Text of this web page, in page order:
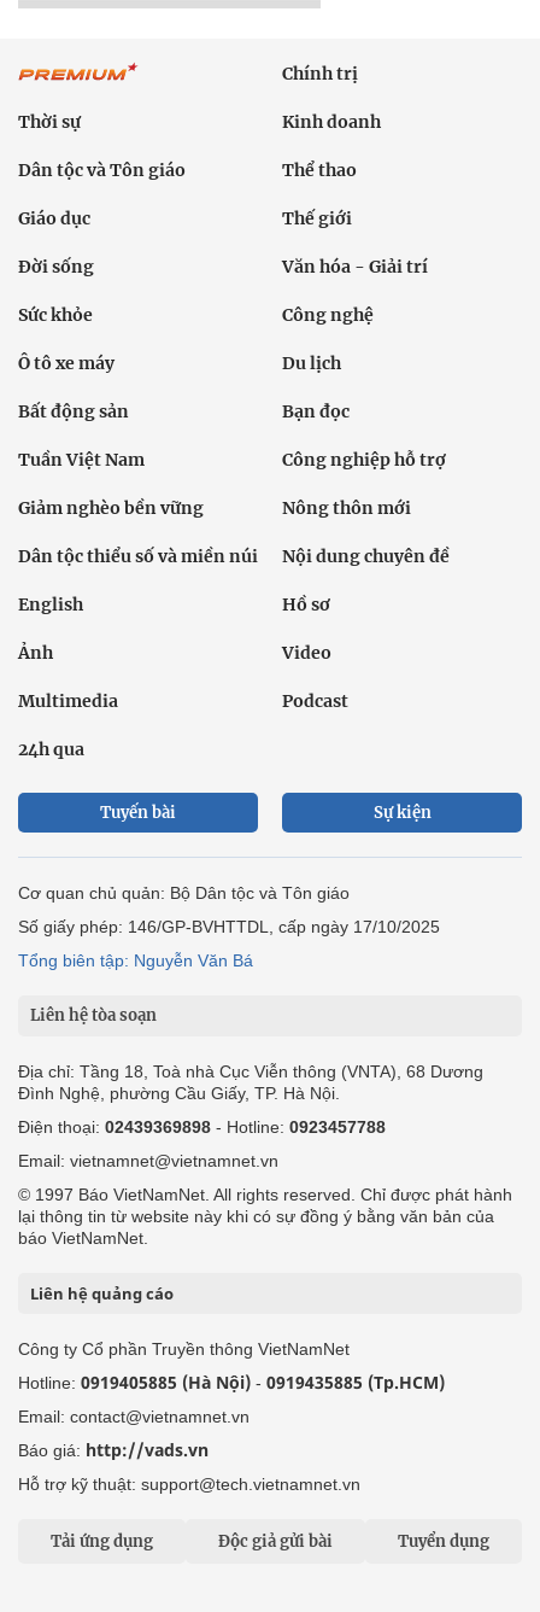
Chính trị
Thời sự Kinh doanh
Dân tộc và Tôn giáo Thể thao
Giáo dục Thế giới
Đời sống Văn hóa - Giải trí
Sức khỏe Công nghệ
Ô tô xe máy Du lịch
Bất động sản Bạn đọc
Tuần Việt Nam Công nghiệp hỗ trợ
Giảm nghèo bền vững Nông thôn mới
Dân tộc thiểu số và miền núi Nội dung chuyên đề
English Hồ sơ
Ảnh Video
Multimedia Podcast
24h qua
Tuyến bài Sự kiện
Cơ quan chủ quản: Bộ Dân tộc và Tôn giáo
Số giấy phép: 146/GP-BVHTTDL, cấp ngày 17/10/2025
Tổng biên tập: Nguyễn Văn Bá
Liên hệ tòa soạn
Địa chỉ: Tầng 18, Toà nhà Cục Viễn thông (VNTA), 68 Dương
Đình Nghệ, phường Cầu Giấy, TP. Hà Nội.
Điện thoại: 02439369898 - Hotline: 0923457788
Email: vietnamnet@vietnamnet.vn
© 1997 Báo VietNamNet. All rights reserved. Chỉ được phát hành
lại thông tin từ website này khi có sự đồng ý bằng văn bản của
báo VietNamNet.
Liên hệ quảng cáo
Công ty Cổ phần Truyền thông VietNamNet
Hotline: 0919405885 (Hà Nội) - 0919435885 (Tp.HCM)
Email: contact@vietnamnet.vn
Báo giá: http://vads.vn
Hỗ trợ kỹ thuật: support@tech.vietnamnet.vn
Tải ứng dụng Độc giả gửi bài Tuyển dụng